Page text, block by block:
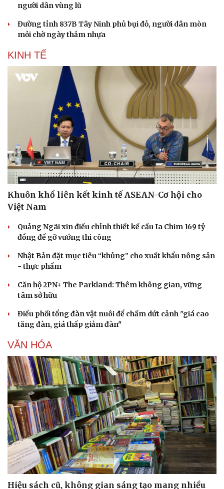
Văn hóa
Sân khấu - Điện ảnh
Văn học
Di sản
Giải trí
người dân vùng lũ
Đường tỉnh 837B Tây Ninh phủ bụi đỏ, người dân mòn
mỏi chờ ngày thảm nhựa
KINH TẾ
Khuôn khổ liên kết kinh tế ASEAN-Cơ hội cho
Việt Nam
Quảng Ngãi xin điều chỉnh thiết kế cầu Ia Chim 169 tỷ
đồng để gỡ vướng thi công
Nhật Bản đặt mục tiêu “khủng” cho xuất khẩu nông sản
- thực phẩm
Căn hộ 2PN+ The Parkland: Thêm không gian, vững
tâm sở hữu
Điều phối tổng đàn vật nuôi để chấm dứt cảnh "giá cao
tăng đàn, giá thấp giảm đàn"
VĂN HÓA
Hiệu sách cũ, không gian sáng tạo mang nhiều